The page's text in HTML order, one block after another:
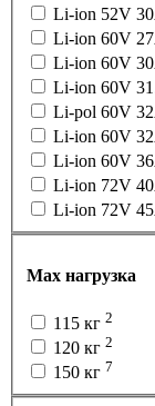
Li-ion 52V
Li-ion 60V
Li-ion 60V
Li-ion 60V
Li-pol 60V
Li-ion 60V
Li-ion 60V
Li-ion 72V
Li-ion 72V
Маx нагрузка
115 кг 2
120 кг 2
150 кг 7